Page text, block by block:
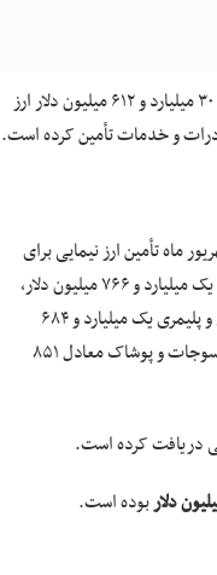
به گزارش کسب و کار نیوز ، بانک مرکزی از اول فروردین ماه تا ۱۹ شهریور ماه امسال ۳۰ میلیارد و ۶۱۲ میلیون دلار ارز
و خدمات تأمین کرده است.
تأمین ارز بخش صنایع نیز حاکی از آن است از ابتدای امسال تا ۱۹ شهریور ماه تأمین ارز نیمایی برای
صنایع حمل و نقل و خودرو معادل ۲ میلیارد و ۳۹۷ میلیون دلار، صنایع معدنی معادل یک میلیارد و ۷۶۶ میلیون دلار،
ماشین آلات و تجهیزات تولید معادل یک میلیارد و ۵۴۳ میلیون دلار، صنایع شیمیایی و پلیمری یک میلیارد و ۶۸۴
میلیون دلار، صنایع تجهیزات برق و الکترونیک معادل ۲ میلیارد و ۱۹ میلیون دلار و منسوجات و پوشاک معادل ۸۵۱
بوده است.